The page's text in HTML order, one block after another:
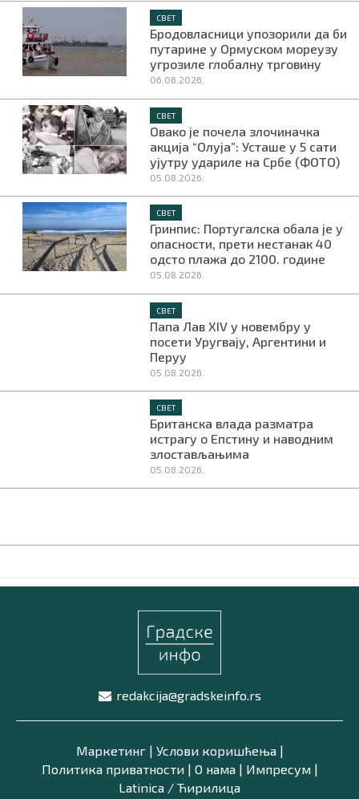
СВЕТ
Бродовласници упозорили да би
путарине у Ормуском мореузу
угрозиле глобалну трговину
06.08.2026.
СВЕТ
Овако је почела злочиначка
акција “Олуја”: Усташе у 5 сати
ујутру удариле на Србе (ФОТО)
05.08.2026.
СВЕТ
Гринпис: Португалска обала је у
опасности, прети нестанак 40
одсто плажа до 2100. године
05.08.2026.
СВЕТ
Папа Лав XIV у новембру у
посети Уругвају, Аргентини и
Перуу
05.08.2026.
СВЕТ
Британска влада разматра
истрагу о Епстину и наводним
злостављањима
05.08.2026.
redakcija@gradskeinfo.rs
Маркетинг| Услови коришћења|
Политика приватности| О нама| Импресум|
Latinica / Ћирилица